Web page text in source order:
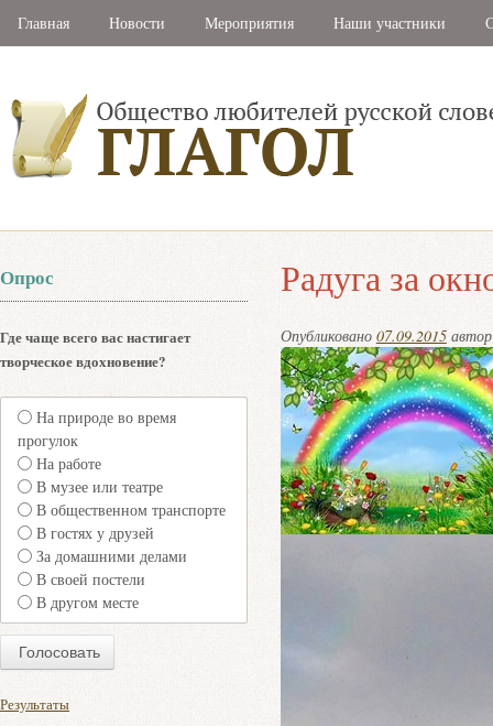
Главная Новости Мероприятия Наши участники
Радуга за
Опубликовано 07.09.2015
Опрос
Где чаще всего вас настигает
творческое вдохновение?
На природе во время
прогулок
На работе
В музее или театре
В общественном транспорте
В гостях у друзей
За домашними делами
В своей постели
В другом месте
Результаты